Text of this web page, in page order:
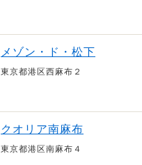
メゾン・ド・松下
東京都港区西麻布２
クオリア南麻布
東京都港区南麻布４